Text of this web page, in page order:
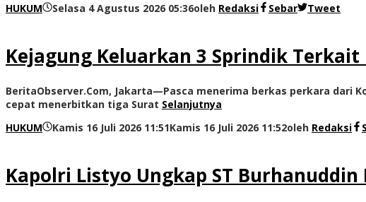
HUKUM
Selasa 4 Agustus 2026 05:36oleh Redaksi Sebar Tweet
Kejagung Keluarkan 3 Sprindik Terkait
BeritaObserver.Com, Jakarta—Pasca menerima berkas perkara dari
cepat menerbitkan tiga Surat Selanjutnya
HUKUM
Kamis 16 Juli 2026 11:51Kamis 16 Juli 2026 11:52oleh Redaksi
Kapolri Listyo Ungkap ST Burhanuddin